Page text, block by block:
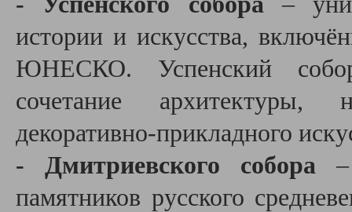
истории и искусства,
ЮНЕСКО. Успенский
сочетание архитектуры,
декоративно-прикладного
- Дмитриевского собора –
памятников русского